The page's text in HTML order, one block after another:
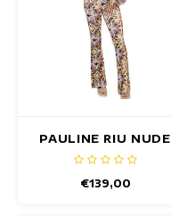
PAULINE RIU NUDE
TOP
€139,00